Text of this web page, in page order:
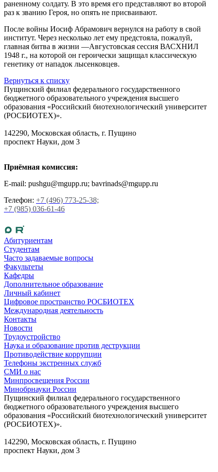
раненному солдату. В это время его представляют во второй
раз к званию Героя, но опять не присваивают.
После войны Иосиф Абрамович вернулся на работу в свой
институт. Через несколько лет ему предстояла, пожалуй,
главная битва в жизни —Августовская сессия ВАСХНИЛ
1948 г., на которой он героически защищал классическую
генетику от нападок лысенковцев.
Вернуться к списку
Пущинский филиал федерального государственного
бюджетного образовательного учреждения высшего
образования «Российский биотехнологический университет
(РОСБИОТЕХ)».
142290, Московская область, г. Пущино
проспект Науки, дом 3
Приёмная комиссия:
E-mail: pushgu@mgupp.ru; bavrinads@mgupp.ru
Телефон: +7 (496) 773-25-38;
+7 (985) 036-61-46
Абитуриентам
Студентам
Часто задаваемые вопросы
Факультеты
Кафедры
Дополнительное образование
Личный кабинет
Цифровое пространство РОСБИОТЕХ
Международная деятельность
Контакты
Новости
Трудоустройство
Наука и образование против деструкции
Противодействие коррупции
Телефоны экстренных служб
СМИ о нас
Минпросвещения России
Минобрнауки России
Пущинский филиал федерального государственного
бюджетного образовательного учреждения высшего
образования «Российский биотехнологический университет
(РОСБИОТЕХ)».
142290, Московская область, г. Пущино
проспект Науки, дом 3